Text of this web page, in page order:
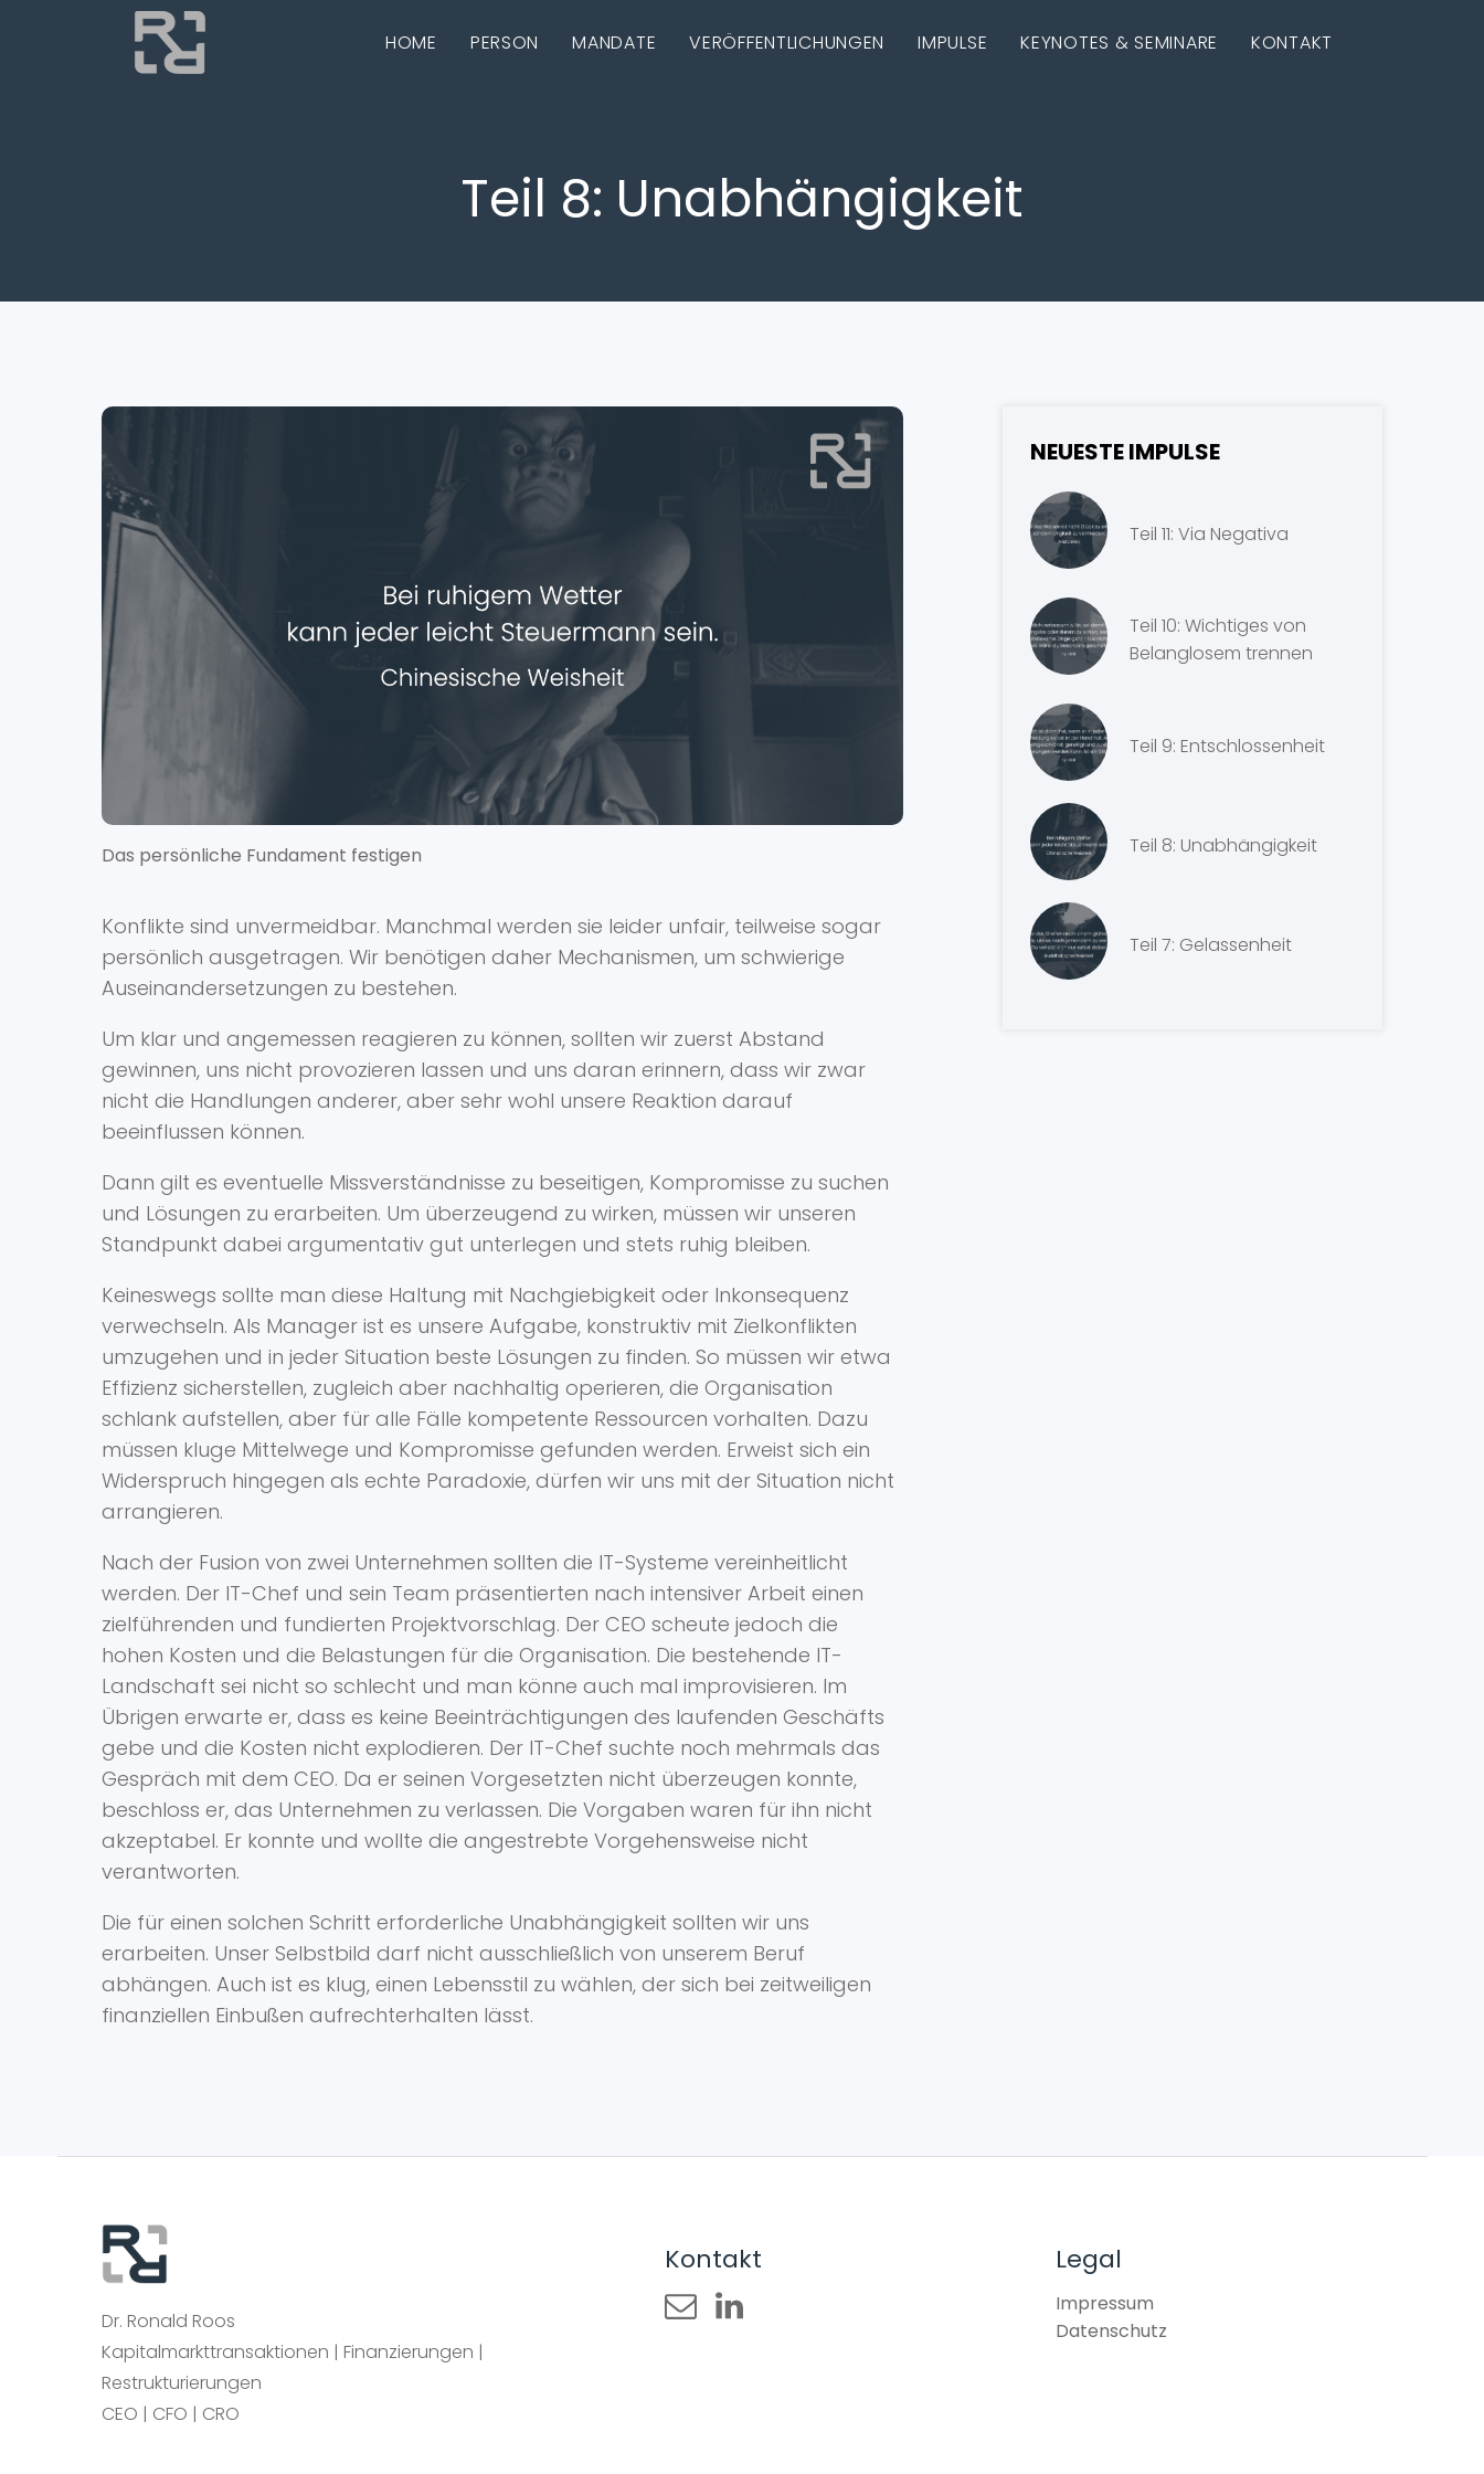
HOME PERSON MANDATE VERÖFFENTLICHUNGEN IMPULSE KEYNOTES & SEMINARE KONTAKT
Teil 8: Unabhängigkeit
Das persönliche Fundament festigen
Konflikte sind unvermeidbar. Manchmal werden sie leider unfair, teilweise sogar
persönlich ausgetragen. Wir benötigen daher Mechanismen, um schwierige
Auseinandersetzungen zu bestehen.
Um klar und angemessen reagieren zu können, sollten wir zuerst Abstand
gewinnen, uns nicht provozieren lassen und uns daran erinnern, dass wir zwar
nicht die Handlungen anderer, aber sehr wohl unsere Reaktion darauf
beeinflussen können.
Dann gilt es eventuelle Missverständnisse zu beseitigen, Kompromisse zu suchen
und Lösungen zu erarbeiten. Um überzeugend zu wirken, müssen wir unseren
Standpunkt dabei argumentativ gut unterlegen und stets ruhig bleiben.
Keineswegs sollte man diese Haltung mit Nachgiebigkeit oder Inkonsequenz
verwechseln. Als Manager ist es unsere Aufgabe, konstruktiv mit Zielkonflikten
umzugehen und in jeder Situation beste Lösungen zu finden. So müssen wir etwa
Effizienz sicherstellen, zugleich aber nachhaltig operieren, die Organisation
schlank aufstellen, aber für alle Fälle kompetente Ressourcen vorhalten. Dazu
müssen kluge Mittelwege und Kompromisse gefunden werden. Erweist sich ein
Widerspruch hingegen als echte Paradoxie, dürfen wir uns mit der Situation nicht
arrangieren.
Nach der Fusion von zwei Unternehmen sollten die IT-Systeme vereinheitlicht
werden. Der IT-Chef und sein Team präsentierten nach intensiver Arbeit einen
zielführenden und fundierten Projektvorschlag. Der CEO scheute jedoch die
hohen Kosten und die Belastungen für die Organisation. Die bestehende IT-
Landschaft sei nicht so schlecht und man könne auch mal improvisieren. Im
Übrigen erwarte er, dass es keine Beeinträchtigungen des laufenden Geschäfts
gebe und die Kosten nicht explodieren. Der IT-Chef suchte noch mehrmals das
Gespräch mit dem CEO. Da er seinen Vorgesetzten nicht überzeugen konnte,
beschloss er, das Unternehmen zu verlassen. Die Vorgaben waren für ihn nicht
akzeptabel. Er konnte und wollte die angestrebte Vorgehensweise nicht
verantworten.
Die für einen solchen Schritt erforderliche Unabhängigkeit sollten wir uns
erarbeiten. Unser Selbstbild darf nicht ausschließlich von unserem Beruf
abhängen. Auch ist es klug, einen Lebensstil zu wählen, der sich bei zeitweiligen
finanziellen Einbußen aufrechterhalten lässt.
NEUESTE IMPULSE
Teil 11: Via Negativa
Teil 10: Wichtiges von
Belanglosem trennen
Teil 9: Entschlossenheit
Teil 8: Unabhängigkeit
Teil 7: Gelassenheit
Dr. Ronald Roos
Kapitalmarkttransaktionen | Finanzierungen |
Restrukturierungen
CEO | CFO | CRO
Kontakt Legal
Impressum
Datenschutz